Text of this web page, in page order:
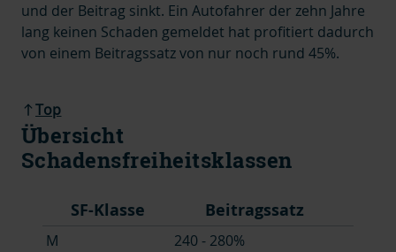
und der Beitrag sinkt. Ein Autofahrer der zehn Jahre
lang keinen Schaden gemeldet hat profitiert dadurch
von einem Beitragssatz von nur noch rund 45%.
Top
Übersicht
Schadensfreiheitsklassen
SF-Klasse Beitragssatz
M
240 - 280%